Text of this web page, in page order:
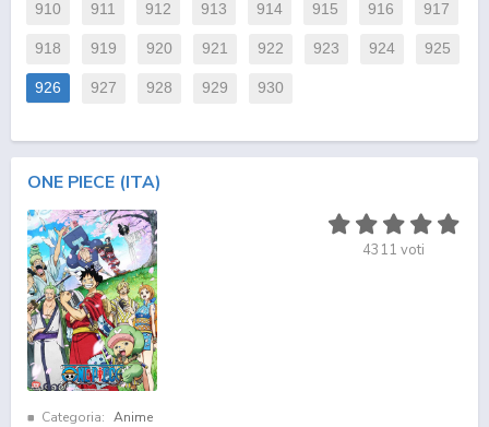
910 911 912 913 914 915 916 917
918 919 920 921 922 923 924 925
926 927 928 929 930
ONE PIECE (ITA)
4311 voti
Categoria: Anime